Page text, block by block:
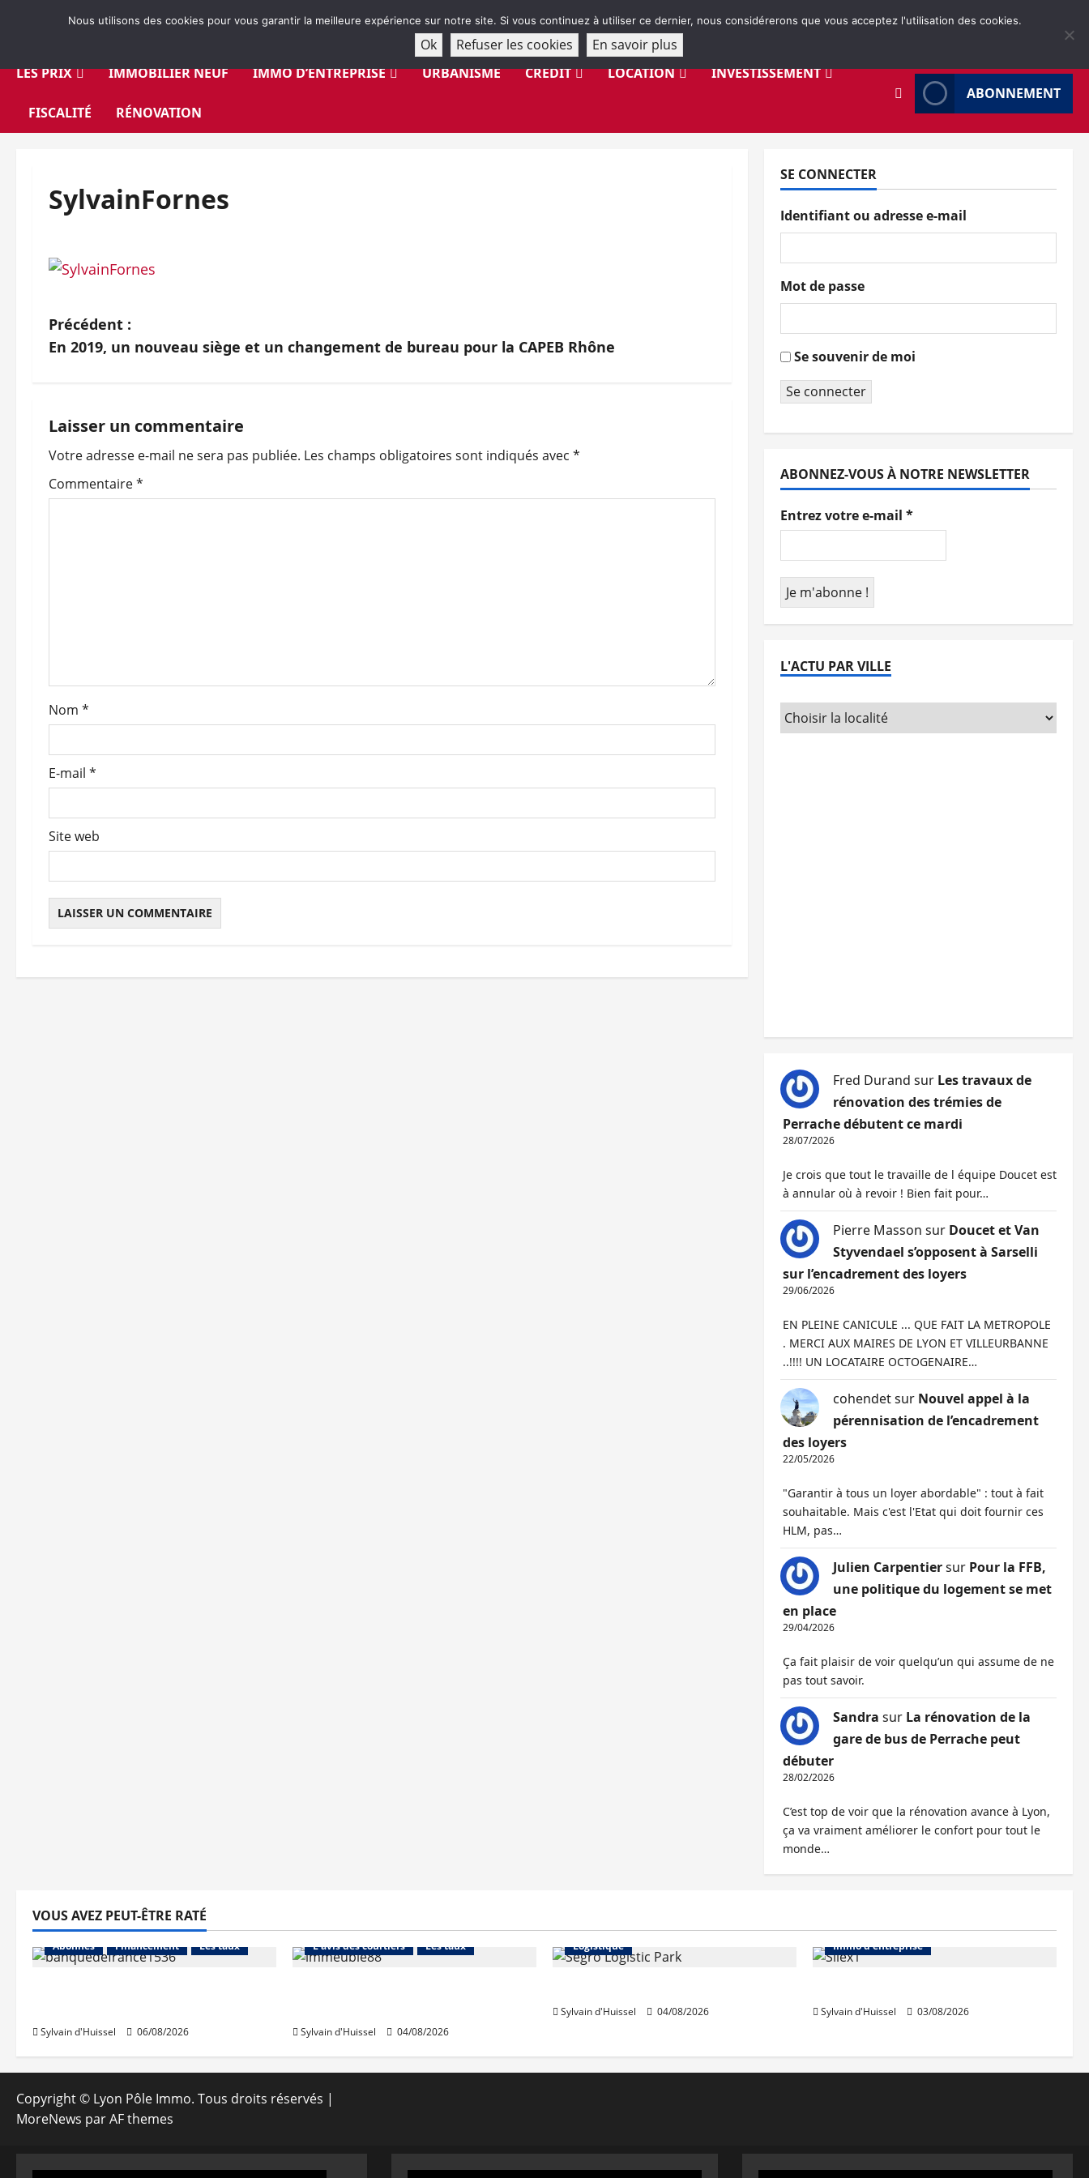
LES PRIX
IMMOBILIER NEUF IMMO D’ENTREPRISE URBANISME CRÉDIT LOCATION INVESTISSEMENT
FISCALITÉ RÉNOVATION
ABONNEMENT
SylvainFornes
N
a
i
g
a
’
r
i
c
l
Précédent :
En 2019, un nouveau siège et un changement de bureau pour la CAPEB Rhône
Laisser un commentaire
Votre adresse e-mail ne sera pas publiée. Les champs obligatoires sont indiqués avec *
Commentaire*
Nom *
E-mail *
Site web
SE CONNECTER
Identifiant ou adresse e-mail
Mot de passe
Se souvenir de moi
Se connecter
ABONNEZ-VOUS À NOTRE NEWSLETTER
Entrez votre e-mail *
L'ACTU PAR VILLE
Fred Durand sur Les travaux de
rénovation des trémies de
Perrache débutent ce mardi
28/07/2026
Je crois que tout le travaille de l équipe Doucet est
à annular où à revoir ! Bien fait pour…
Pierre Masson sur Doucet et Van
Styvendael s’opposent à Sarselli
sur l’encadrement des loyers
29/06/2026
EN PLEINE CANICULE ... QUE FAIT LA METROPOLE
. MERCI AUX MAIRES DE LYON ET VILLEURBANNE
..!!!! UN LOCATAIRE OCTOGENAIRE…
cohendetsur Nouvel appel à la
pérennisation de l’encadrement
des loyers
22/05/2026
"Garantir à tous un loyer abordable" : tout à fait
souhaitable. Mais c'est l'Etat qui doit fournir ces
HLM, pas…
Julien Carpentiersur Pour la FFB,
une politique du logement se met
en place
29/04/2026
Ça fait plaisir de voir quelqu’un qui assume de ne
pas tout savoir.
Sandra sur La rénovation de la
gare de bus de Perrache peut
débuter
28/02/2026
C’est top de voir que la rénovation avance à Lyon,
ça va vraiment améliorer le confort pour tout le
monde…
VOUS AVEZ PEUT-ÊTRE RATÉ
Abonnés Financement Les taux
Sylvain d'Huissel 06/08/2026
L'avis des courtiers
Les taux
Sylvain d'Huissel 04/08/2026
Logistique
Sylvain d'Huissel 04/08/2026
Immo d'entreprise
Sylvain d'Huissel 03/08/2026
Copyright © Lyon Pôle Immo. Tous droits réservés |
MoreNews par AF themes
Nous utilisons des cookies pour vous garantir la meilleure expérience sur notre site. Si vous continuez à utiliser ce dernier, nous considérerons que vous acceptez l'utilisation des cookies.
Ok Refuser les cookies En savoir plus